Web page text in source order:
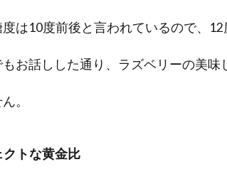
は10度前後と言われているので、
お話しした通り、ラズベリーの美味
。
トな黄金比